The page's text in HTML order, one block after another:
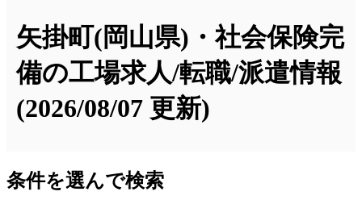
矢掛町(岡山県)・社会保険完
備の工場求人/転職/派遣情報
(2026/08/07 更新)
条件を選んで検索